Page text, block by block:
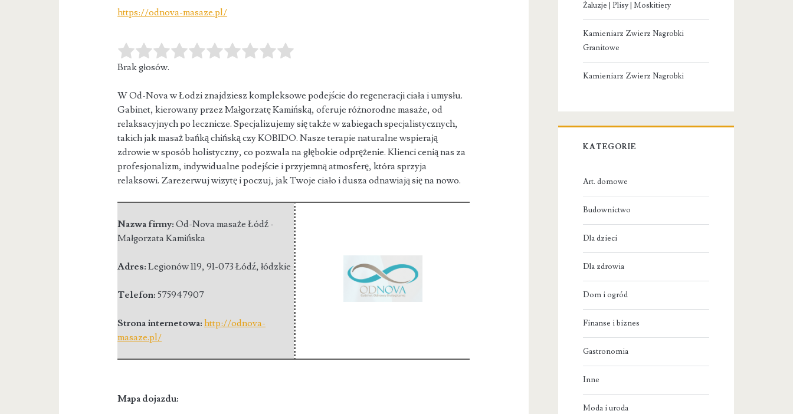
https://odnova-masaze.pl/
Brak głosów.
W Od-Nova w Łodzi znajdziesz kompleksowe podejście do regeneracji ciała i umysłu.
Gabinet, kierowany przez Małgorzatę Kamińską, oferuje różnorodne masaże, od
relaksacyjnych po lecznicze. Specjalizujemy się także w zabiegach specjalistycznych,
takich jak masaż bańką chińską czy KOBIDO. Nasze terapie naturalne wspierają
zdrowie w sposób holistyczny, co pozwala na głębokie odprężenie. Klienci cenią nas za
profesjonalizm, indywidualne podejście i przyjemną atmosferę, która sprzyja
relaksowi. Zarezerwuj wizytę i poczuj, jak Twoje ciało i dusza odnawiają się na nowo.
Nazwa firmy:Od-Nova masaże Łódź -
Małgorzata Kamińska
Adres:Legionów 119,91-073 Łódź,łódzkie
Telefon:575947907
Strona internetowa:http://odnova-
masaze.pl/
Mapa dojazdu:
Żaluzje | Plisy | Moskitiery
Kamieniarz Zwierz Nagrobki
Granitowe
Kamieniarz Zwierz Nagrobki
KATEGORIE
Art. domowe
Budownictwo
Dla dzieci
Dla zdrowia
Dom i ogród
Finanse i biznes
Gastronomia
Inne
Moda i uroda